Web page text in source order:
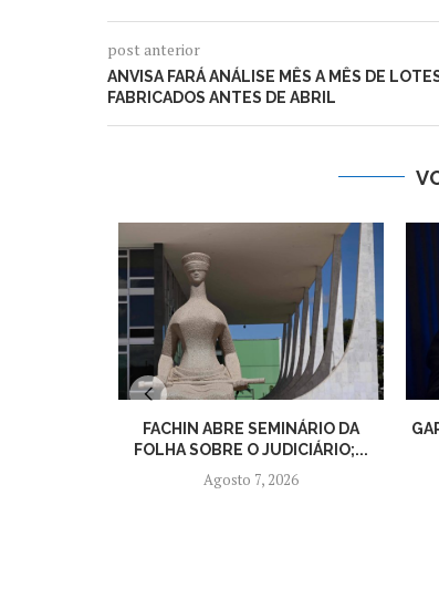
post anterior
ANVISA FARÁ ANÁLISE MÊS A MÊS DE
FABRICADOS ANTES DE ABRIL
FACHIN ABRE SEMINÁRIO DA
FOLHA SOBRE O JUDICIÁRIO;...
Agosto 7, 2026